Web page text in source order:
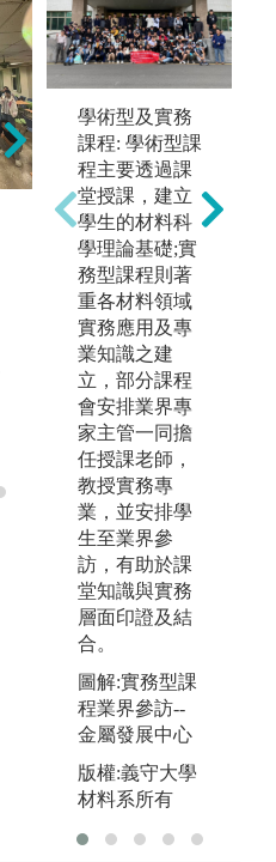
2. 需培養基本
數學及物理觀
念，以應用於
工程理論之學
習。
圖解:培養基本
數學及物理觀
念
版權:義守大學
化工系
學術型及實務
課程: 學術型課
程主要透過課
堂授課，建立
學生的材料科
學理論基礎;實
務型課程則著
重各材料領域
實務應用及專
業知識之建
立，部分課程
會安排業界專
家主管一同擔
任授課老師，
教授實務專
業，並安排學
生至業界參
訪，有助於課
堂知識與實務
層面印證及結
合。
圖解:實務型課
程業界參訪--
金屬發展中心
版權:義守大學
材料系所有